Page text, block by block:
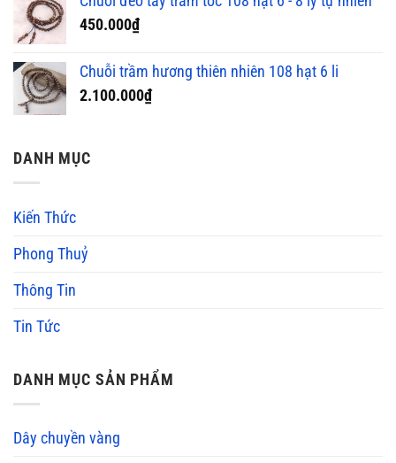
450.000₫
Chuỗi trầm hương thiên nhiên 108 hạt 6 li
2.100.000₫
DANH MỤC
Kiến Thức
Phong Thuỷ
Thông Tin
Tin Tức
DANH MỤC SẢN PHẨM
Dây chuyền vàng